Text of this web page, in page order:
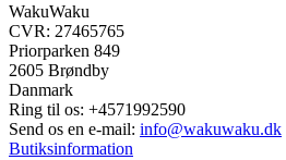
WakuWaku
CVR: 27465765
Priorparken 849
2605 Brøndby
Danmark
Ring til os: +4571992590
Send os en e-mail: info@wakuwaku.dk
Butiksinformation